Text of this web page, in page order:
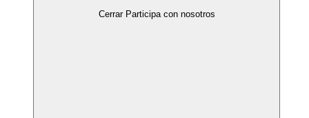
Cerrar Participa con nosotros